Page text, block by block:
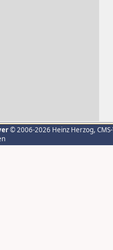
© 2006-2026 Heinz Herzog,